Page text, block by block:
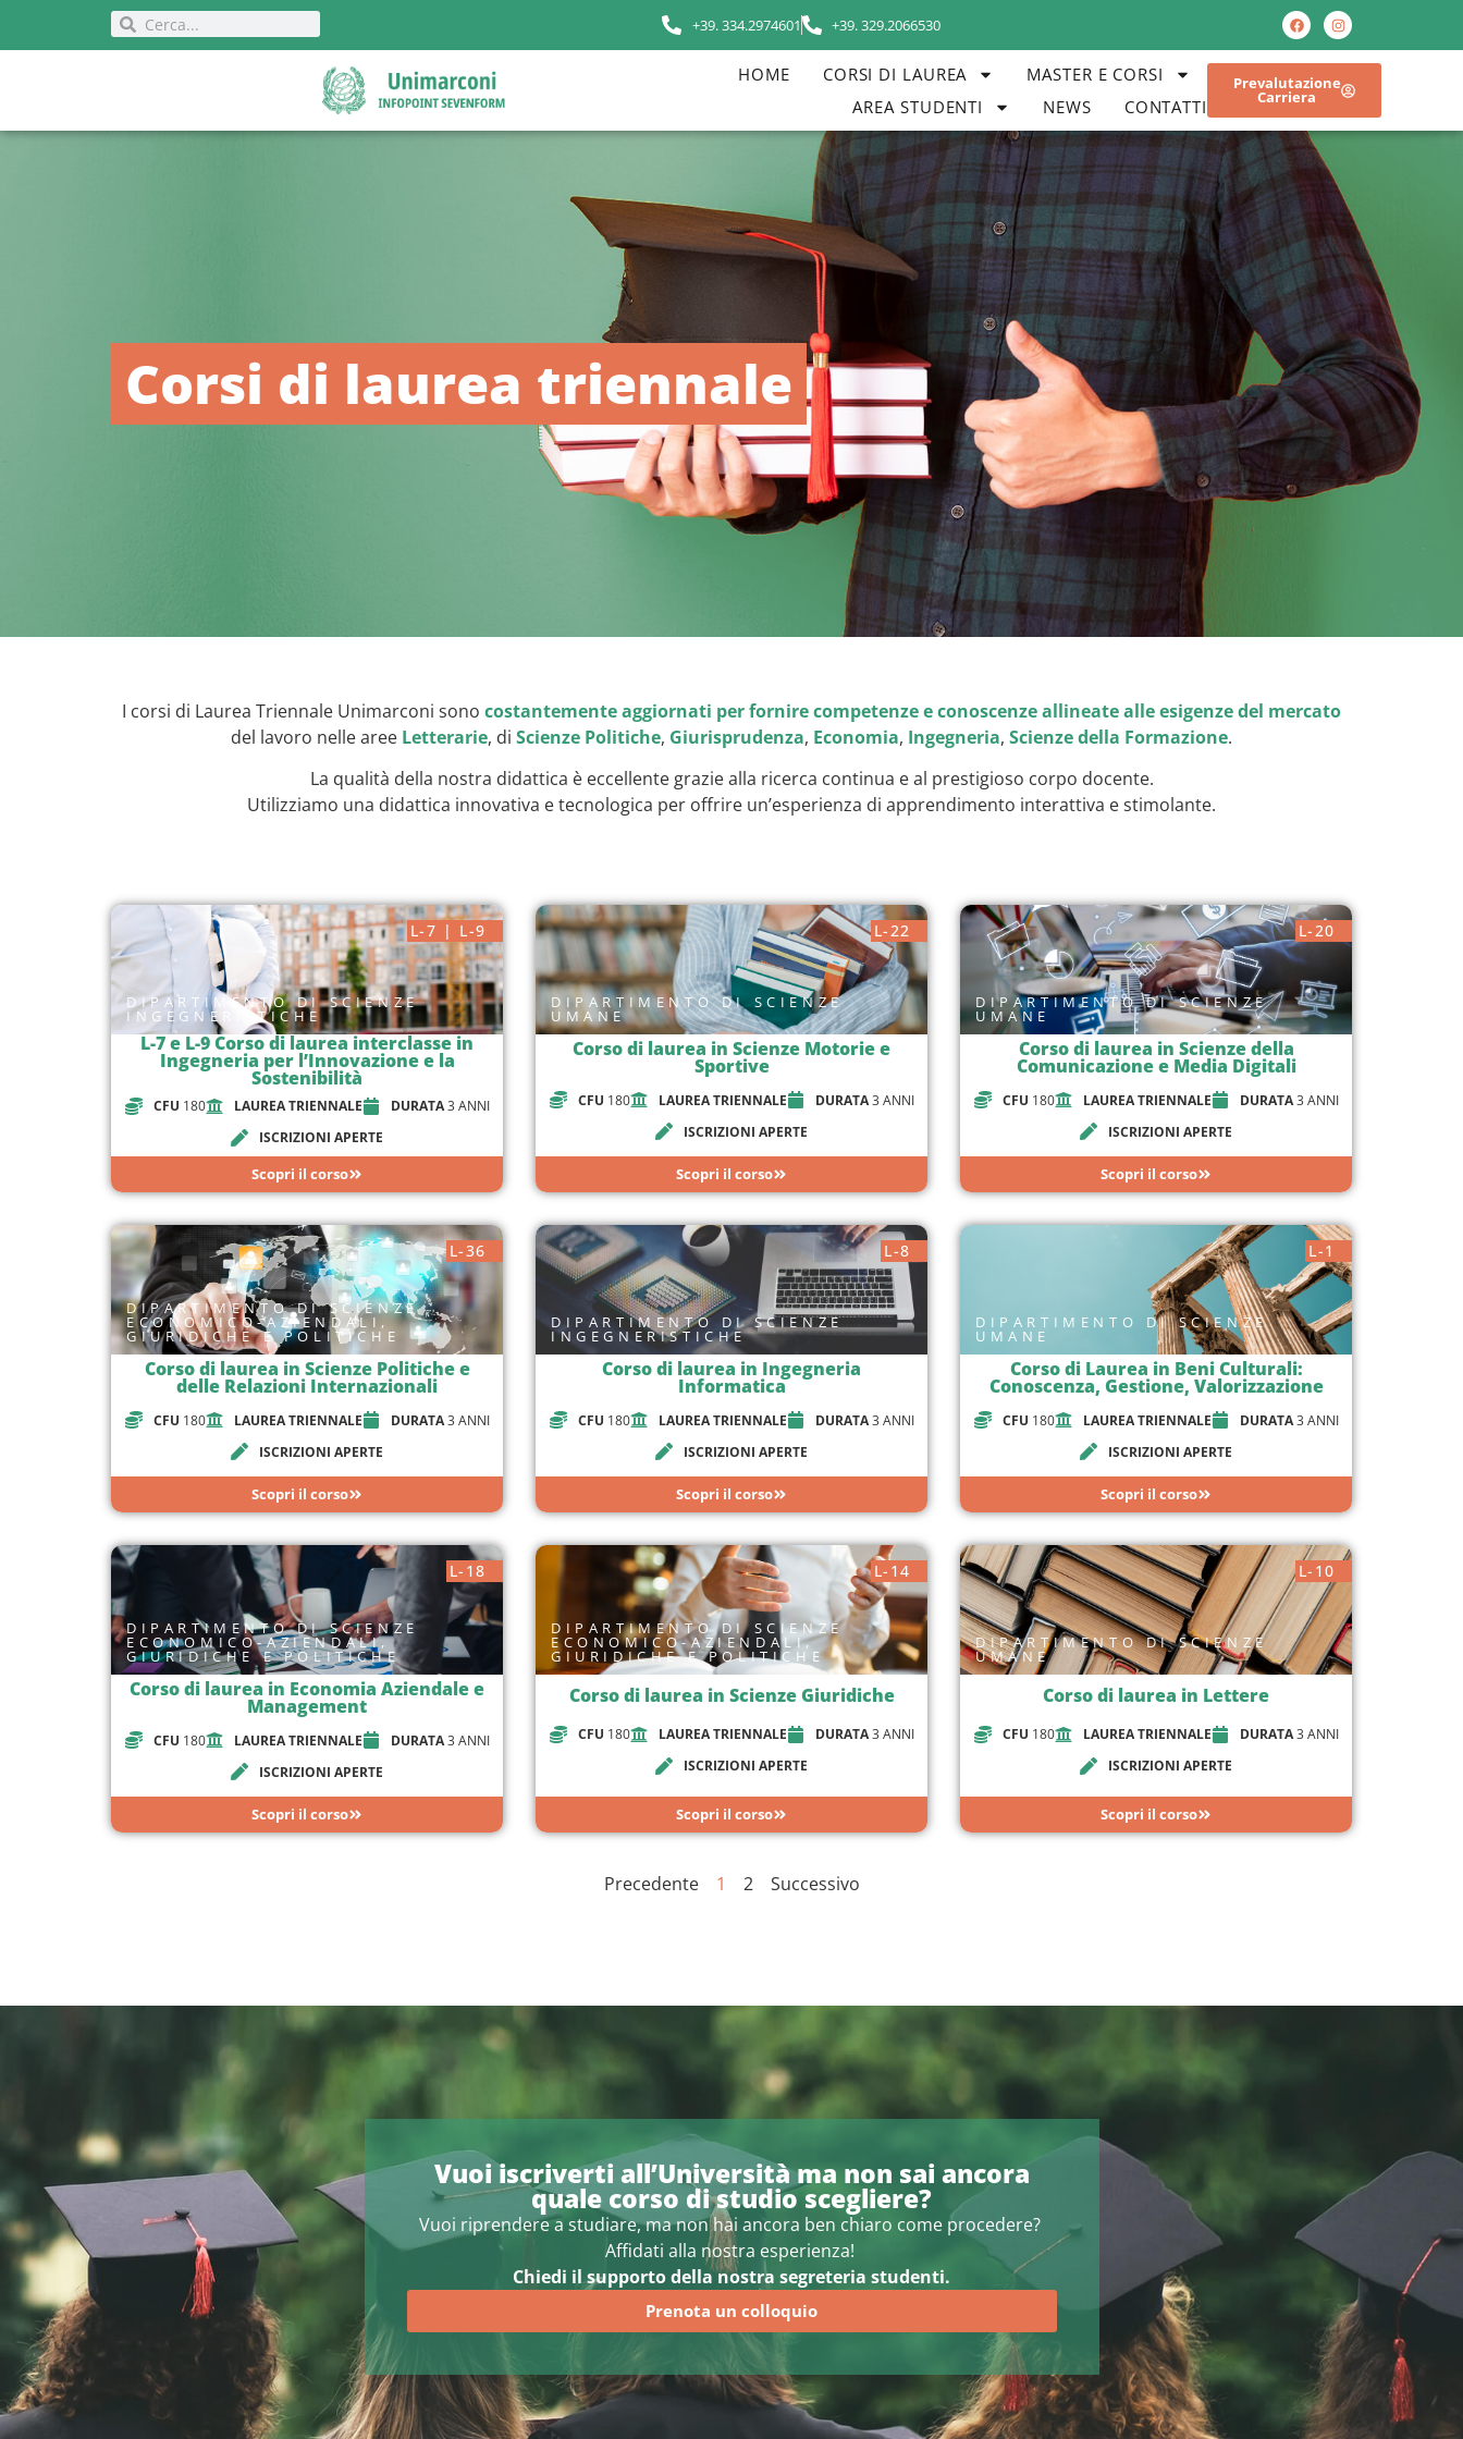
+39. 334.2974601 +39. 329.2066530
HOME CORSI DI LAUREA
MASTER E CORSI
AREA STUDENTI
NEWS CONTATTI
Prevalutazione
Carriera
Corsi di laurea triennale
I corsi di Laurea Triennale Unimarconi sono costantemente aggiornati per fornire competenze e conoscenze allineate alle esigenze del mercato
del lavoro nelle aree Letterarie, di Scienze Politiche, Giurisprudenza, Economia, Ingegneria, Scienze della Formazione.
La qualità della nostra didattica è eccellente grazie alla ricerca continua e al prestigioso corpo docente.
Utilizziamo una didattica innovativa e tecnologica per offrire un’esperienza di apprendimento interattiva e stimolante.
L-7 | L-9
DIPARTIMENTO DI SCIENZE
INGEGNERISTICHE
L-7 e L-9 Corso di laurea interclasse in
Ingegneria per l’Innovazione e la
Sostenibilità
CFU 180 LAUREA TRIENNALE DURATA3 ANNI
ISCRIZIONI APERTE
Scopri il corso
L-22
DIPARTIMENTO DI SCIENZE
UMANE
Corso di laurea in Scienze Motorie e
Sportive
CFU 180 LAUREA TRIENNALE DURATA3 ANNI
ISCRIZIONI APERTE
Scopri il corso
L-20
DIPARTIMENTO DI SCIENZE
UMANE
Corso di laurea in Scienze della
Comunicazione e Media Digitali
CFU 180 LAUREA TRIENNALE DURATA3 ANNI
ISCRIZIONI APERTE
Scopri il corso
L-36
DIPARTIMENTO DI SCIENZE
ECONOMICO-AZIENDALI,
GIURIDICHE E POLITICHE
Corso di laurea in Scienze Politiche e
delle Relazioni Internazionali
CFU 180 LAUREA TRIENNALE DURATA3 ANNI
ISCRIZIONI APERTE
Scopri il corso
L-8
DIPARTIMENTO DI SCIENZE
INGEGNERISTICHE
Corso di laurea in Ingegneria
Informatica
CFU 180 LAUREA TRIENNALE DURATA3 ANNI
ISCRIZIONI APERTE
Scopri il corso
L-1
DIPARTIMENTO DI SCIENZE
UMANE
Corso di Laurea in Beni Culturali:
Conoscenza, Gestione, Valorizzazione
CFU 180 LAUREA TRIENNALE DURATA3 ANNI
ISCRIZIONI APERTE
Scopri il corso
L-18
DIPARTIMENTO DI SCIENZE
ECONOMICO-AZIENDALI,
GIURIDICHE E POLITICHE
Corso di laurea in Economia Aziendale e
Management
CFU 180 LAUREA TRIENNALE DURATA3 ANNI
ISCRIZIONI APERTE
Scopri il corso
L-14
DIPARTIMENTO DI SCIENZE
ECONOMICO-AZIENDALI,
GIURIDICHE E POLITICHE
Corso di laurea in Scienze Giuridiche
CFU 180 LAUREA TRIENNALE DURATA3 ANNI
ISCRIZIONI APERTE
Scopri il corso
L-10
DIPARTIMENTO DI SCIENZE
UMANE
Corso di laurea in Lettere
CFU 180 LAUREA TRIENNALE DURATA3 ANNI
ISCRIZIONI APERTE
Scopri il corso
Precedente 1 2 Successivo
Vuoi iscriverti all’Università ma non sai ancora
quale corso di studio scegliere?
Vuoi riprendere a studiare, ma non hai ancora ben chiaro come procedere?
Affidati alla nostra esperienza!
Chiedi il supporto della nostra segreteria studenti.
Prenota un colloquio